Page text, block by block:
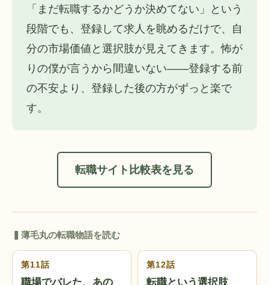
「まだ転職するかどうか決めてない」という
段階でも、登録して求人を眺めるだけで、自
分の市場価値と選択肢が見えてきます。怖が
りの僕が言うから間違いない——登録する前
の不安より、登録した後の方がずっと楽で
す。
転職サイト比較表を見る
▍薄毛丸の転職物語を読む
第11話
職場でバレた、あの
第12話
転職という選択肢